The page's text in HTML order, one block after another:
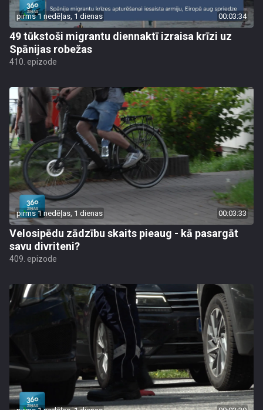
pirms 1 nedēļas, 1 dienas 00:03:34
49 tūkstoši migrantu diennaktī izraisa krīzi uz
Spānijas robežas
410. epizode
pirms 1 nedēļas, 1 dienas 00:03:33
Velosipēdu zādzību skaits pieaug - kā pasargāt
savu divriteni?
409. epizode